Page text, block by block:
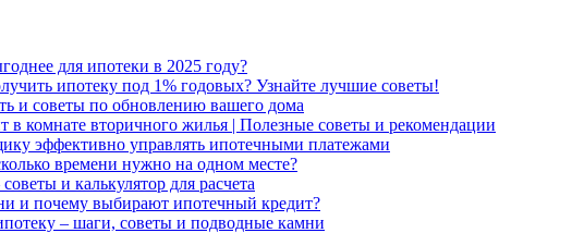
для ипотеки в 2025 году?
ипотеку под 1% годовых? Узнайте лучшие советы!
и советы по обновлению вашего дома
в комнате вторичного жилья | Полезные советы и рекомендации
эффективно управлять ипотечными платежами
времени нужно на одном месте?
и калькулятор для расчета
и почему выбирают ипотечный кредит?
– шаги, советы и подводные камни